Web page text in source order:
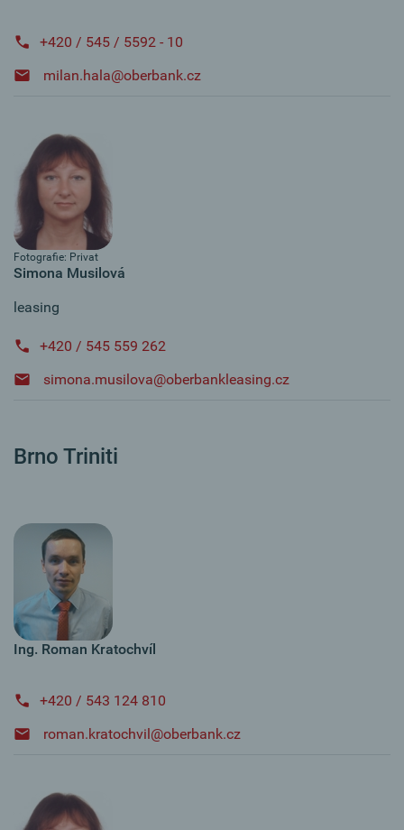
+420 / 545 / 5592 - 10
milan.hala@oberbank.cz
Fotografie: Privat
Simona Musilová
leasing
+420 / 545 559 262
simona.musilova@oberbankleasing.cz
Brno Triniti
Ing. Roman Kratochvíl
+420 / 543 124 810
roman.kratochvil@oberbank.cz